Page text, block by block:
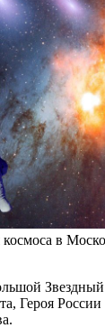
в
Звездный
Героя России